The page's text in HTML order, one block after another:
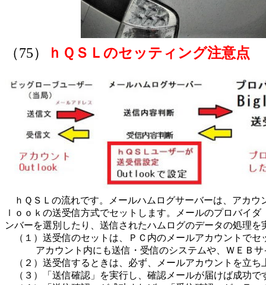
（75） ｈＱＳＬのセッティング注意点
ｈＱＳＬの流れです。メールハムログサーバーは、アカウ
ｌｏｏｋの送受信方式でセットします。メールのプロバイ
ンバーを選別したり、送信されたハムログのデータの処理
（１）送受信のセットは、ＰＣ内のメールアカウントで
アカウント内にも送信・受信のシステムや、ＷＥＢサ
（２）送受信するときは、必ず、メールアカウントを立ち
（３）「送信確認」を実行し、確認メールが届けば成功で